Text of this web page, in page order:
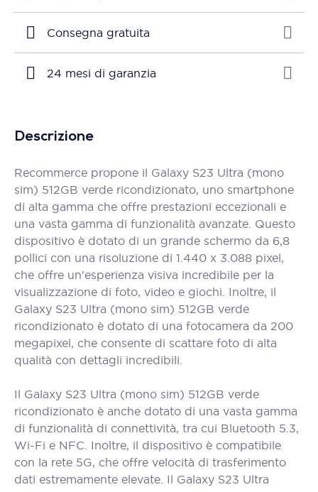
Consegna gratuita
24 mesi di garanzia
Descrizione
Recommerce propone il Galaxy S23 Ultra (mono
sim) 512GB verde ricondizionato, uno smartphone
di alta gamma che offre prestazioni eccezionali e
una vasta gamma di funzionalità avanzate. Questo
dispositivo è dotato di un grande schermo da 6,8
pollici con una risoluzione di 1.440 x 3.088 pixel,
che offre un'esperienza visiva incredibile per la
visualizzazione di foto, video e giochi. Inoltre, il
Galaxy S23 Ultra (mono sim) 512GB verde
ricondizionato è dotato di una fotocamera da 200
megapixel, che consente di scattare foto di alta
qualità con dettagli incredibili.
Il Galaxy S23 Ultra (mono sim) 512GB verde
ricondizionato è anche dotato di una vasta gamma
di funzionalità di connettività, tra cui Bluetooth 5.3,
Wi-Fi e NFC. Inoltre, il dispositivo è compatibile
con la rete 5G, che offre velocità di trasferimento
dati estremamente elevate. Il Galaxy S23 Ultra